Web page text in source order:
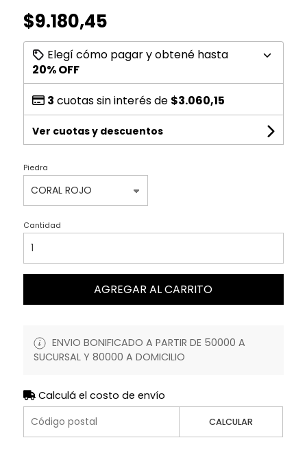
$9.180,45
Elegí cómo pagar y obtené hasta
20% OFF
3 cuotas sin interés de $3.060,15
Ver cuotas y descuentos
Piedra
Cantidad
AGREGAR AL CARRITO
ENVIO BONIFICADO A PARTIR DE 50000 A
SUCURSAL Y 80000 A DOMICILIO
Calculá el costo de envío
CALCULAR